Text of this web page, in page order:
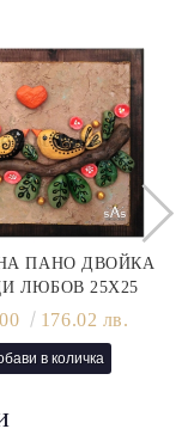
ПАНО ДВОЙКА
ЛЮБОВ 25Х25
176.02 лв.